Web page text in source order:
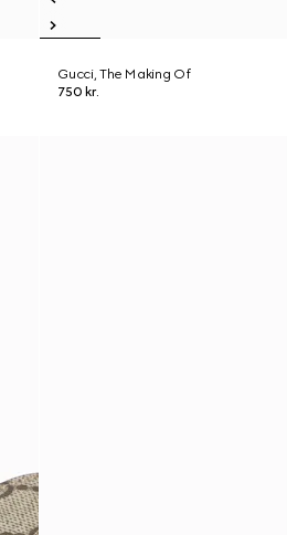
Gucci, The Making Of
750 kr.